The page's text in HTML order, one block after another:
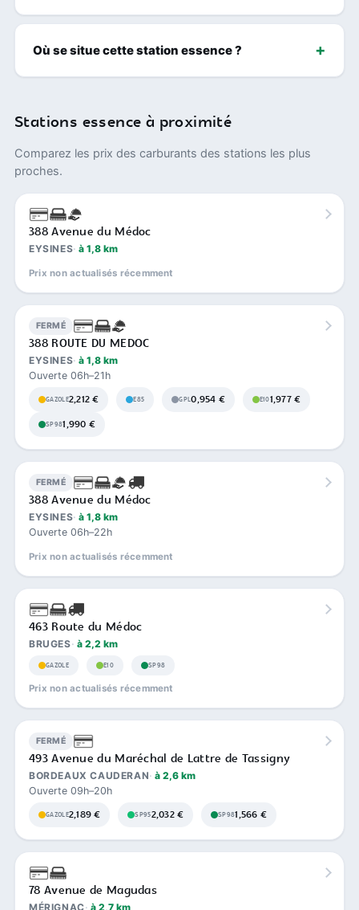
Où se situe cette station essence ?
Stations essence à proximité
Comparez les prix des carburants des stations les plus
proches.
388 Avenue du Médoc
EYSINES à 1,8 km
Prix non actualisés récemment
FERMÉ
388 ROUTE DU MEDOC
EYSINES à 1,8 km
Ouverte 06h–21h
GAZOLE2,212 € E85 GPL0,954 € E101,977 €
SP981,990 €
FERMÉ
388 Avenue du Médoc
EYSINES à 1,8 km
Ouverte 06h–22h
Prix non actualisés récemment
463 Route du Médoc
BRUGES à 2,2 km
GAZOLE E10 SP98
Prix non actualisés récemment
FERMÉ
493 Avenue du Maréchal de Lattre de Tassigny
BORDEAUX CAUDERAN à 2,6 km
Ouverte 09h–20h
GAZOLE2,189 € SP952,032 € SP981,566 €
78 Avenue de Magudas
MÉRIGNAC à 2,7 km